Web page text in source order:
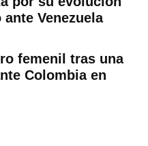
Venezuela
femenil tras una
Colombia en